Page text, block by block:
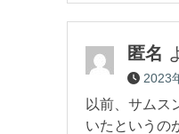
匿名
2023
以前、サムス
いたというの